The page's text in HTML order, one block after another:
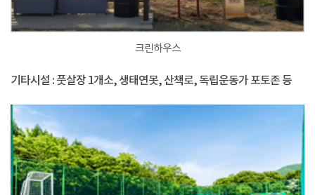
크린하우스
기타시설 : 풋살장 1개소, 생태연못, 산책로, 독립운동가 포토존 등